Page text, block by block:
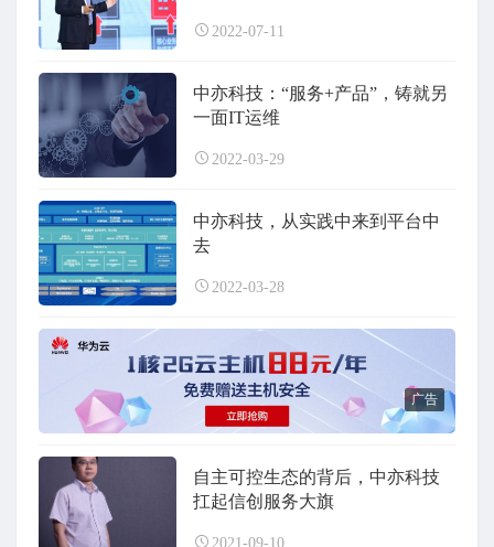
2022-07-11
中亦科技：“服务+产品”，铸就另
一面IT运维
2022-03-29
中亦科技，从实践中来到平台中
去
2022-03-28
广告
自主可控生态的背后，中亦科技
扛起信创服务大旗
2021-09-10